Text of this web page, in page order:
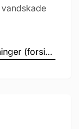
Læs mere om standarddækninger (forsikringer) →